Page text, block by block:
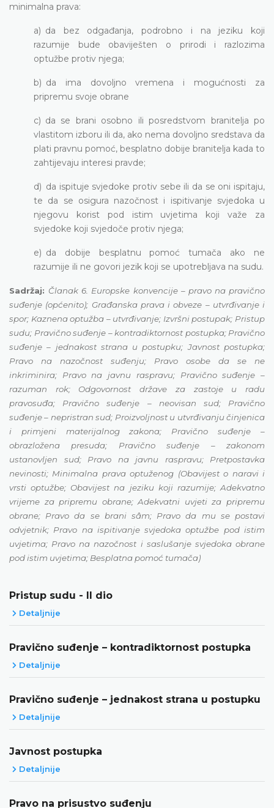
minimalna prava:
a) da bez odgađanja, podrobno i na jeziku koji
razumije bude obaviješten o prirodi i razlozima
optužbe protiv njega;
b) da ima dovoljno vremena i mogućnosti za
pripremu svoje obrane
c) da se brani osobno ili posredstvom branitelja po
vlastitom izboru ili da, ako nema dovoljno sredstava da
plati pravnu pomoć, besplatno dobije branitelja kada to
zahtijevaju interesi pravde;
d) da ispituje svjedoke protiv sebe ili da se oni ispitaju,
te da se osigura nazočnost i ispitivanje svjedoka u
njegovu korist pod istim uvjetima koji važe za
svjedoke koji svjedoče protiv njega;
e) da dobije besplatnu pomoć tumača ako ne
razumije ili ne govori jezik koji se upotrebljava na sudu.
Sadržaj: Članak 6. Europske konvencije – pravo na pravično
suđenje (općenito); Građanska prava i obveze – utvrđivanje i
spor; Kaznena optužba – utvrđivanje; Izvršni postupak; Pristup
sudu; Pravično suđenje – kontradiktornost postupka; Pravično
suđenje – jednakost strana u postupku; Javnost postupka;
Pravo na nazočnost suđenju; Pravo osobe da se ne
inkriminira; Pravo na javnu raspravu; Pravično suđenje –
razuman rok; Odgovornost države za zastoje u radu
pravosuđa; Pravično suđenje – neovisan sud; Pravično
suđenje – nepristran sud; Proizvoljnost u utvrđivanju činjenica
i primjeni materijalnog zakona; Pravično suđenje –
obrazložena presuda; Pravično suđenje – zakonom
ustanovljen sud; Pravo na javnu raspravu; Pretpostavka
nevinosti; Minimalna prava optuženog (Obavijest o naravi i
vrsti optužbe; Obavijest na jeziku koji razumije; Adekvatno
vrijeme za pripremu obrane; Adekvatni uvjeti za pripremu
obrane; Pravo da se brani sâm; Pravo da mu se postavi
odvjetnik; Pravo na ispitivanje svjedoka optužbe pod istim
uvjetima; Pravo na nazočnost i saslušanje svjedoka obrane
pod istim uvjetima; Besplatna pomoć tumača)
Pristup sudu - II dio
Detaljnije
Pravično suđenje – kontradiktornost postupka
Detaljnije
Pravično suđenje – jednakost strana u postupku
Detaljnije
Javnost postupka
Detaljnije
Pravo na prisustvo suđenju